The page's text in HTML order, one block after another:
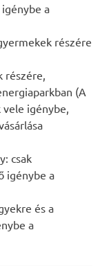
a
részére
részére,
(A
igénybe,
csak
igénybe a
és a
a